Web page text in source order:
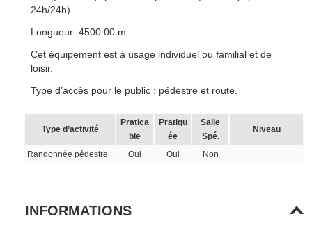
24h/24h).
Longueur: 4500.00 m
Cet équipement est à usage individuel ou familial et de
loisir.
Type d’accès pour le public : pédestre et route.
Type d’activité
Pratica
ble
Pratiqu
ée
Salle
Spé.
Niveau
Randonnée pédestre Oui Oui Non
INFORMATIONS